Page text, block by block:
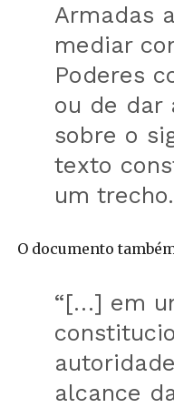
Armadas
mediar
Poderes
ou de dar
sobre o
texto
um trecho.
O documento
“[…] em
alcance